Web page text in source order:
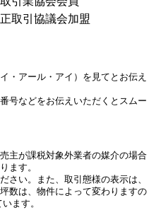
取引協議会加盟
・アール・アイ）を見てとお伝え
号などをお伝えいただくとスムー
主が課税対象外業者の媒介の場合
ます。
さい。また、取引態様の表示は、
数は、物件によって変わりますの
ます。